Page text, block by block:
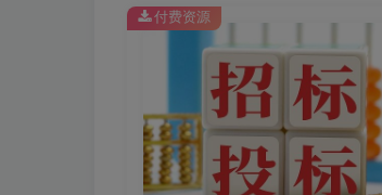
付费资源